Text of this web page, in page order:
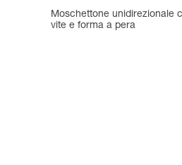
Moschettone unidirezionale
vite e forma a pera